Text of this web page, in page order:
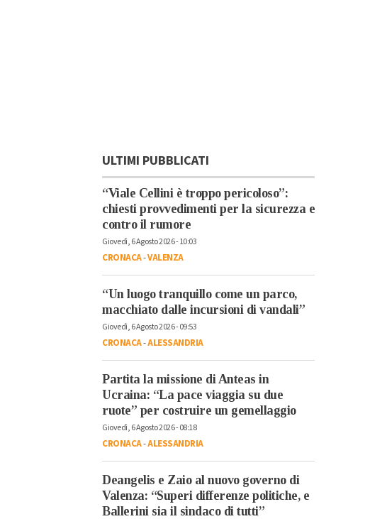
ULTIMI PUBBLICATI
“Viale Cellini è troppo pericoloso”:
chiesti provvedimenti per la sicurezza e
contro il rumore
Giovedì, 6 Agosto 2026 - 10:03
CRONACA-VALENZA
“Un luogo tranquillo come un parco,
macchiato dalle incursioni di vandali”
Giovedì, 6 Agosto 2026 - 09:53
CRONACA-ALESSANDRIA
Partita la missione di Anteas in
Ucraina: “La pace viaggia su due
ruote” per costruire un gemellaggio
Giovedì, 6 Agosto 2026 - 08:18
CRONACA-ALESSANDRIA
Deangelis e Zaio al nuovo governo di
Valenza: “Superi differenze politiche, e
Ballerini sia il sindaco di tutti”